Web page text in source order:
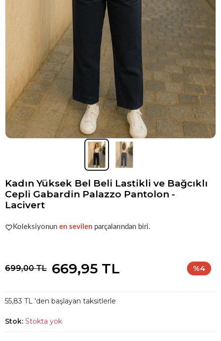
Kadın Yüksek Bel Beli Lastikli ve Bağcıklı
Cepli Gabardin Palazzo Pantolon -
Lacivert
Popüler seçim!
Koleksiyonun en sevilen parçalarından biri.
699,00 TL 669,95 TL %4
55,83 TL 'den başlayan taksitlerle
Stok: Stokta yok